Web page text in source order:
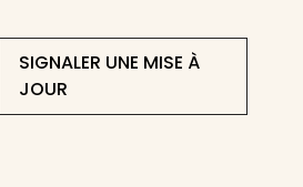
SIGNALER UNE MISE À
JOUR